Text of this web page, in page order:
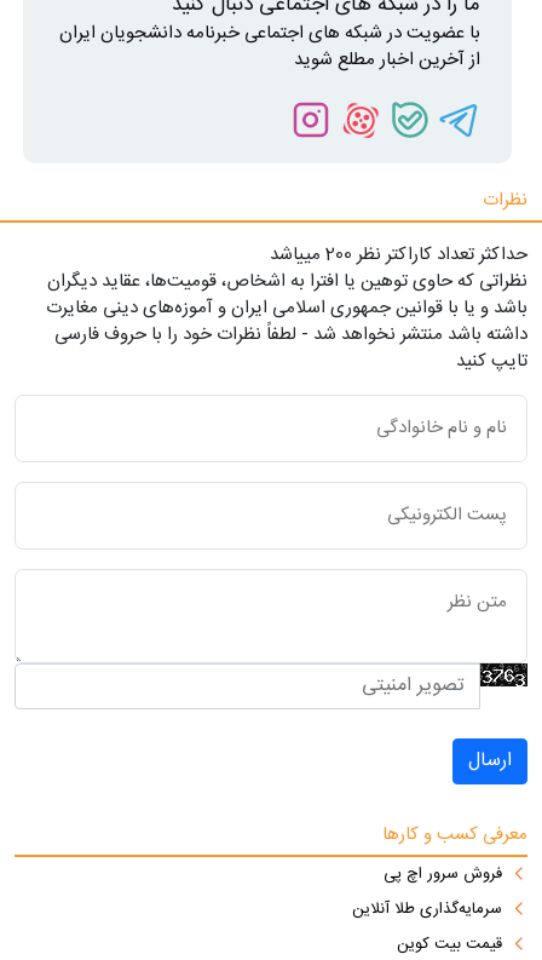
با عضویت در شبکه های اجتماعی خبرنامه دانشجویان ایران
از آخرین اخبار مطلع شوید
نظرات
حداکثر تعداد کاراکتر نظر 200 ميياشد
نظراتی که حاوی توهین یا افترا به اشخاص، قومیت‌ها، عقاید دیگران
باشد و یا با قوانین جمهوری اسلامی ایران و آموزه‌های دینی مغایرت
داشته باشد منتشر نخواهد شد - لطفاً نظرات خود را با حروف فارسی
تایپ کنید
ارسال
معرفی کسب و کارها
فروش سرور اچ پی
سرمایه‌گذاری طلا آنلاین
قیمت بیت کوین